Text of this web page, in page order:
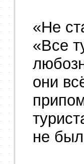
«Не
«Все
они
не